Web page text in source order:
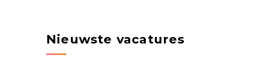
Nieuwste vacatures